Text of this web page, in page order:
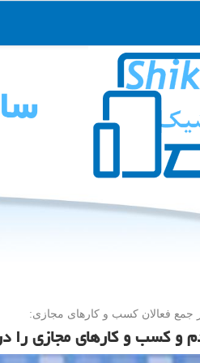
جمع فعالان كسب و كارهای مجازی:
و کسب و کارهای مجازی را